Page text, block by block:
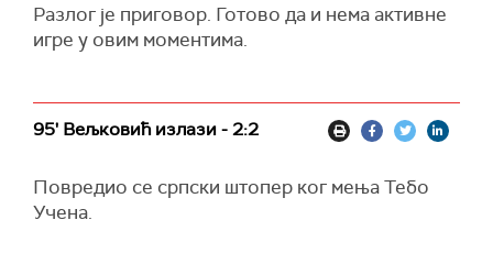
Разлог је приговор. Готово да и нема активне
игре у овим моментима.
95' Вељковић излази - 2:2
Повредио се српски штопер ког мења Тебо
Учена.